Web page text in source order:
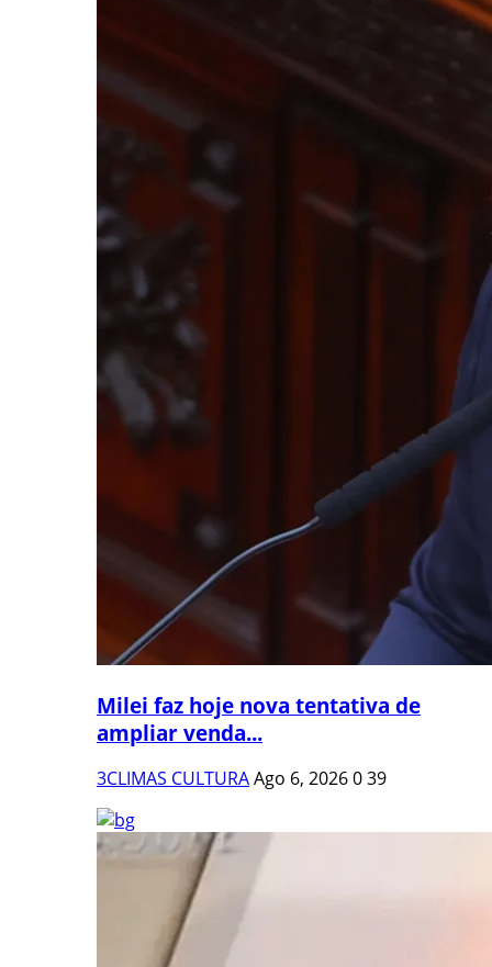
Milei faz hoje nova tentativa de
ampliar venda...
3CLIMAS CULTURAAgo 6, 2026039